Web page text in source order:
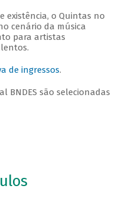
existência, o Quintas no
cenário da música
para artistas
de ingressos.
BNDES são selecionadas